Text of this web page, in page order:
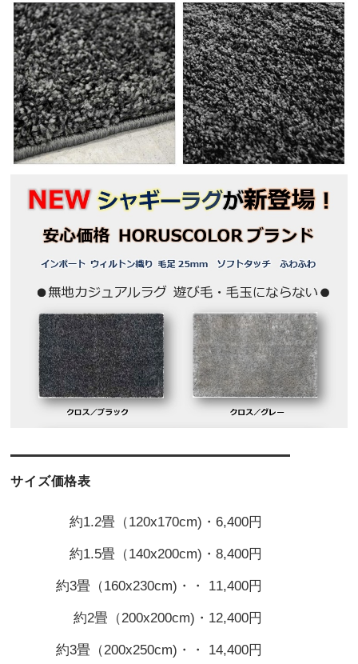
サイズ価格表
約1.2畳（120x170cm)・6,400円
約1.5畳（140x200cm)・8,400円
約3畳（160x230cm)・・ 11,400円
約2畳（200x200cm)・12,400円
約3畳（200x250cm)・・ 14,400円